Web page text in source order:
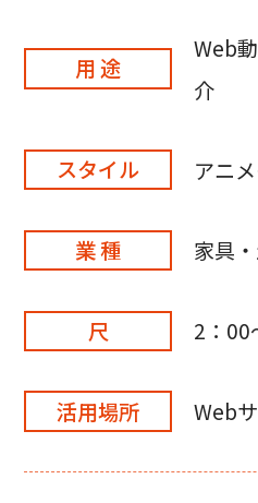
用 途
Web
介
スタイル アニ
業 種 家具
尺 2：00
活用場所 Web